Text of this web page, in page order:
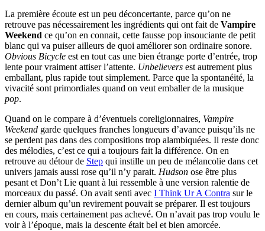
La première écoute est un peu déconcertante, parce qu’on ne
retrouve pas nécessairement les ingrédients qui ont fait de Vampire
Weekend ce qu’on en connait, cette fausse pop insouciante de petit
blanc qui va puiser ailleurs de quoi améliorer son ordinaire sonore.
Obvious Bicycle est en tout cas une bien étrange porte d’entrée, trop
lente pour vraiment attiser l’attente. Unbelievers est autrement plus
emballant, plus rapide tout simplement. Parce que la spontanéité, la
vivacité sont primordiales quand on veut emballer de la musique
pop.
Quand on le compare à d’éventuels coreligionnaires, Vampire
Weekend garde quelques franches longueurs d’avance puisqu’ils ne
se perdent pas dans des compositions trop alambiquées. Il reste donc
des mélodies, c’est ce qui a toujours fait la différence. On en
retrouve au détour de Step qui instille un peu de mélancolie dans cet
univers jamais aussi rose qu’il n’y parait. Hudson ose être plus
pesant et Don’t Lie quant à lui ressemble à une version ralentie de
morceaux du passé. On avait senti avec I Think Ur A Contra sur le
dernier album qu’un revirement pouvait se préparer. Il est toujours
en cours, mais certainement pas achevé. On n’avait pas trop voulu le
voir à l’époque, mais la descente était bel et bien amorcée.